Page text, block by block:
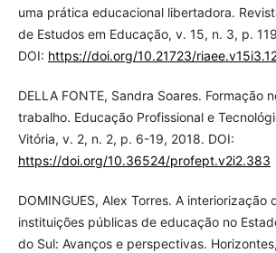
uma prática educacional libertadora.
de Estudos em Educação, v. 15, n. 3, p.
DOI: https://doi.org/10.21723/
DELLA FONTE, Sandra Soares. Formação
trabalho. Educação Profissional e
Vitória, v. 2, n. 2, p. 6-19, 2018. DOI:
https://doi.org/10.36524/profept.v2i2.383
DOMINGUES, Alex Torres. A interiorização
instituições públicas de educação no
do Sul: Avanços e perspectivas.